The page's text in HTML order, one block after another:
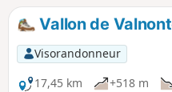
Vallon de
Visorandonneur
17,45 km
+518 m